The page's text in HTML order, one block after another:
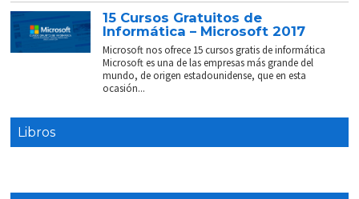
15 Cursos Gratuitos de
Informática – Microsoft 2017
Microsoft nos ofrece 15 cursos gratis de informática
Microsoft es una de las empresas más grande del
mundo, de origen estadounidense, que en esta
ocasión...
Libros